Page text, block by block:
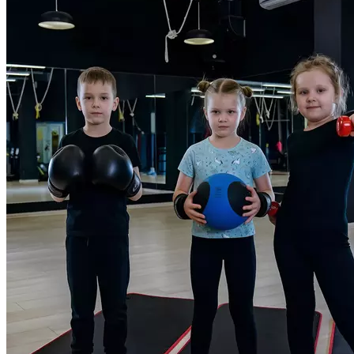
детей. Нет одинаковых тренировок всегда интересно
и разнообразно В конце тренировок включены игровые
упражнения, благодаря чему, дети уходят в позитивном
настроении. Занятия ведут квалифицированные тренера
с большим опытом работы ▫+приятный бонус
потренироваться самому в нашем зале, пока ребёнок
на групповом занятии Продолжительность: 55 мин